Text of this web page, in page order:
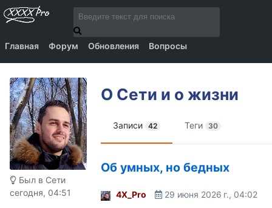
Главная Форум Обновления Вопросы
Был в Сети
сегодня, 04:51
О Сети и о жизни
Записи 42 Теги 30
Об умных, но бедных
4X_Pro 29 июня 2026 г., 04:02